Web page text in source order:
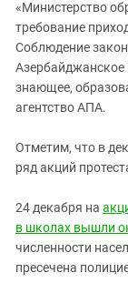
«Министерство
требование
Соблюдение
Азербайджанское
знающее,
агентство АПА.
Отметим, что в
ряд акций
24 декабря на
в школах вышли
численности
пресечена